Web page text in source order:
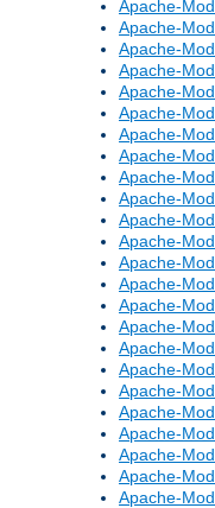
Apache-
Apache-
Apache-
Apache-
Apache-
Apache-
Apache-
Apache-
Apache-
Apache-
Apache-
Apache-
Apache-
Apache-
Apache-
Apache-
Apache-
Apache-
Apache-
Apache-
Apache-
Apache-
Apache-
Apache-